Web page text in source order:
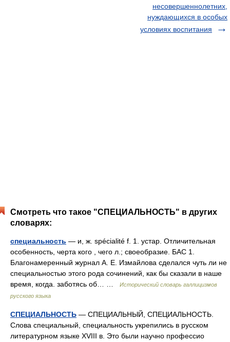
несовершеннолетних,
нуждающихся в особых
условиях воспитания
Смотреть что такое "СПЕЦИАЛЬНОСТЬ" в других
словарях:
специальность — и, ж. spécialité f. 1. устар. Отличительная
особенность, черта кого , чего л.; своеобразие. БАС 1.
Благонамеренный журнал А. Е. Измайлова сделался чуть ли не
специальностью этого рода сочинений, как бы сказали в наше
время, когда. заботясь об… …
Исторический словарь галлицизмов
русского языка
СПЕЦИАЛЬНОСТЬ — СПЕЦИАЛЬНЫЙ, СПЕЦИАЛЬНОСТЬ.
Слова специальный, специальность укрепились в русском
литературном языке XVIII в. Это были научно профессио